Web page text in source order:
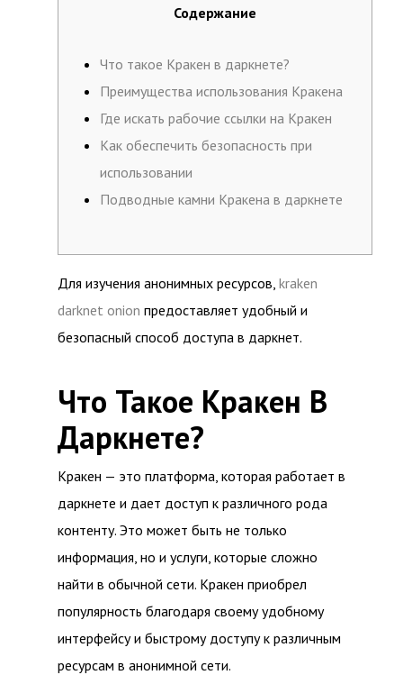
Содержание
Что такое Кракен в даркнете?
Преимущества использования Кракена
Где искать рабочие ссылки на Кракен
Как обеспечить безопасность при
использовании
Подводные камни Кракена в даркнете
Для изучения анонимных ресурсов, kraken
darknet onion предоставляет удобный и
безопасный способ доступа в даркнет.
Что Такое Кракен В
Даркнете?
Кракен — это платформа, которая работает в
даркнете и дает доступ к различного рода
контенту. Это может быть не только
информация, но и услуги, которые сложно
найти в обычной сети. Кракен приобрел
популярность благодаря своему удобному
интерфейсу и быстрому доступу к различным
ресурсам в анонимной сети.